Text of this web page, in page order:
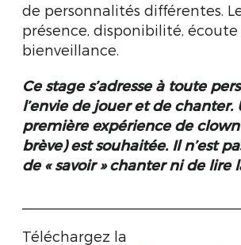
de personnalités différentes.
présence, disponibilité,
bienveillance.
Ce stage s’adresse à toute
l’envie de jouer et de chanter.
première expérience de
brève) est souhaitée. Il n’est
de « savoir » chanter ni de lire
Téléchargez la